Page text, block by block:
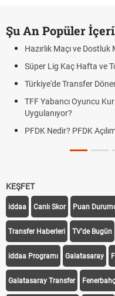
Şu An Popüler
Hazırlık Maçı ve
Süper Lig Kaç Hafta ve
Türkiye'de Transfer
TFF Yabancı Oyuncu
Uygulanıyor?
PFDK Nedir? PFDK
KEŞFET
iddaa Canlı Skor Puan
Transfer Haberleri TV'de Bugün
iddaa Programı Galatasaray
Galatasaray Transfer